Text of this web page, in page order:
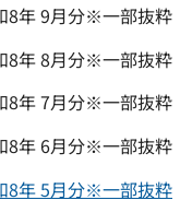
8年 9月分※一部抜粋
8年 8月分※一部抜粋
8年 7月分※一部抜粋
8年 6月分※一部抜粋
8年 5月分※一部抜粋